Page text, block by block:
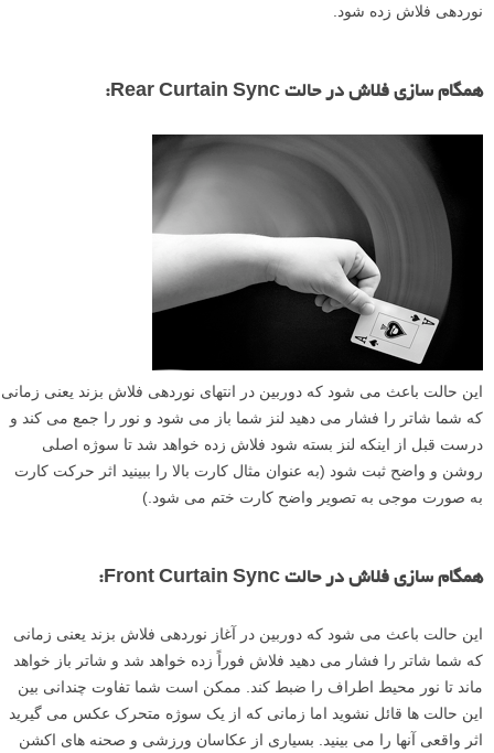
نوردهی فلاش زده شود.
همگام سازی فلاش در حالت Rear Curtain Sync:
این حالت باعث می شود که دوربین در انتهای نوردهی فلاش بزند یعنی زمانی
که شما شاتر را فشار می دهید لنز شما باز می شود و نور را جمع می کند و
درست قبل از اینکه لنز بسته شود فلاش زده خواهد شد تا سوژه اصلی
روشن و واضح ثبت شود (به عنوان مثال کارت بالا را ببینید اثر حرکت کارت
به صورت موجی به تصویر واضح کارت ختم می شود.)
همگام سازی فلاش در حالت Front Curtain Sync:
این حالت باعث می شود که دوربین در آغاز نوردهی فلاش بزند یعنی زمانی
که شما شاتر را فشار می دهید فلاش فوراً زده خواهد شد و شاتر باز خواهد
ماند تا نور محیط اطراف را ضبط کند. ممکن است شما تفاوت چندانی بین
این حالت ها قائل نشوید اما زمانی که از یک سوژه متحرک عکس می گیرید
اثر واقعی آنها را می بینید. بسیاری از عکاسان ورزشی و صحنه های اکشن